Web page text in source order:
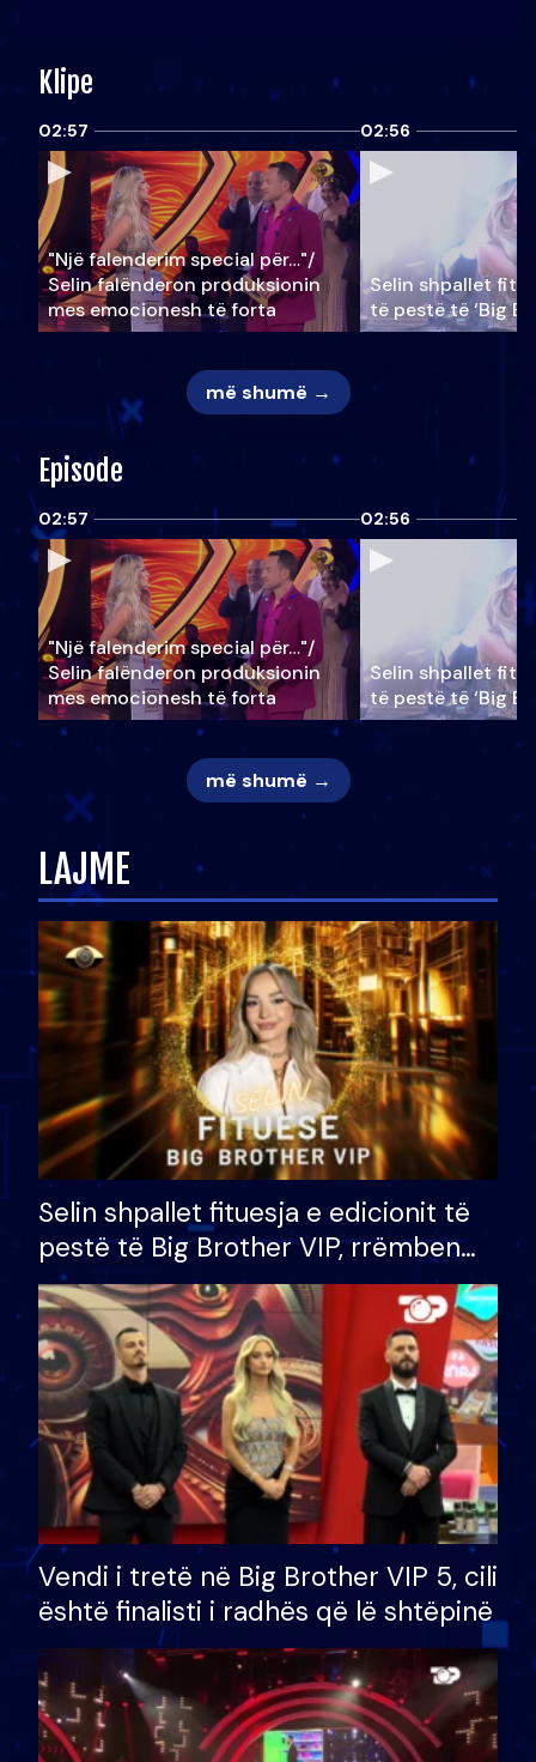
Klipe
02:57
"Një falenderim special për…"/
Selin falënderon produksionin
mes emocionesh të forta
02:56
Selin shpallet
të pestë të ‘Big
më shumë →
Episode
02:57
"Një falenderim special për…"/
Selin falënderon produksionin
mes emocionesh të forta
02:56
Selin shpallet
të pestë të ‘Big
më shumë →
LAJME
Selin shpallet fituesja e edicionit të
pestë të Big Brother VIP, rrëmben
çmimin e madh prej 100 mijë eurosh
Vendi i tretë në Big Brother VIP 5, cili
është finalisti i radhës që lë shtëpinë